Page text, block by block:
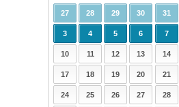
27 28 29 30 31
3 4 5 6 7
10 11 12 13 14
17 18 19 20 21
24 25 26 27 28